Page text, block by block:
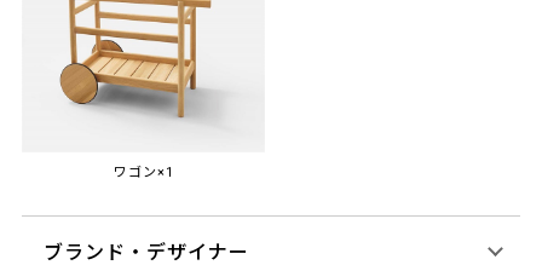
ワゴン×1
ブランド・デザイナー